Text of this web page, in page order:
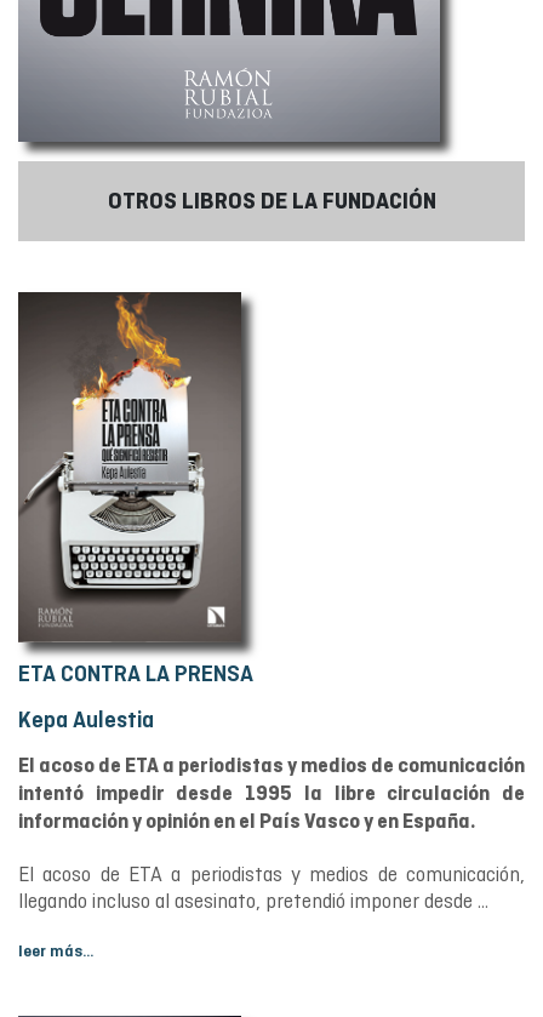
OTROS LIBROS DE LA FUNDACIÓN
ETA CONTRA LA PRENSA
Kepa Aulestia
El acoso de ETA a periodistas y medios de comunicación
intentó impedir desde 1995 la libre circulación de
información y opinión en el País Vasco y en España.
El acoso de ETA a periodistas y medios de comunicación,
llegando incluso al asesinato, pretendió imponer desde ...
leer más...